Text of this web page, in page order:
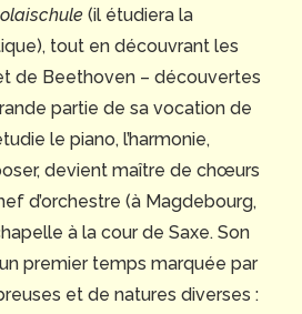
(il étudiera la
tout en découvrant les
de Beethoven – découvertes
partie de sa vocation de
le piano, l’harmonie,
devient maître de chœurs
d’orchestre (à Magdebourg,
à la cour de Saxe. Son
premier temps marquée par
et de natures diverses :